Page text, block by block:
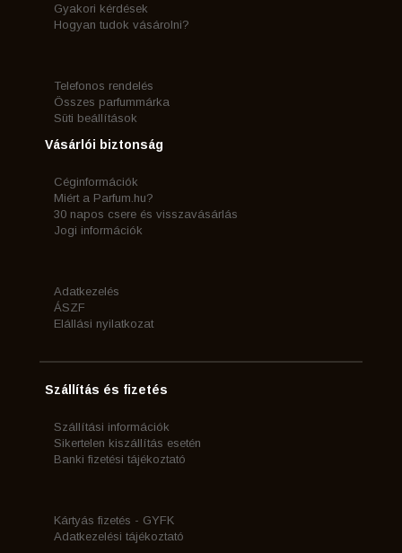
Gyakori kérdések
Hogyan tudok vásárolni?
Telefonos rendelés
Összes parfummárka
Süti beállítások
Vásárlói biztonság
Céginformációk
Miért a Parfum.hu?
30 napos csere és visszavásárlás
Jogi információk
Adatkezelés
ÁSZF
Elállási nyilatkozat
Szállítás és fizetés
Szállítási információk
Sikertelen kiszállítás esetén
Banki fizetési tájékoztató
Kártyás fizetés - GYFK
Adatkezelési tájékoztató